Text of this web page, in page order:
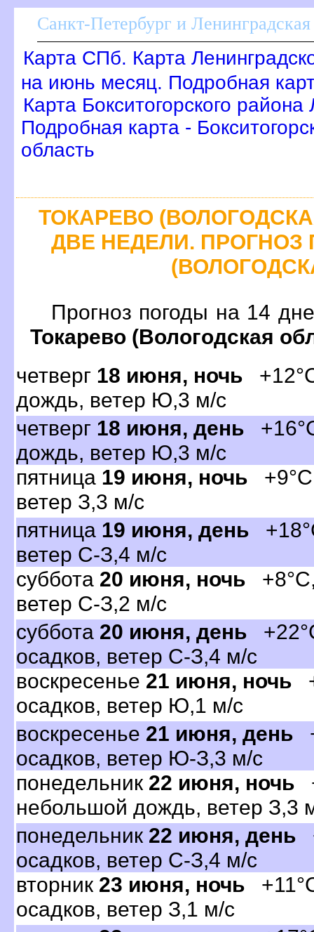
Санкт-Петербург и Ленинградская
Карта СПб. Карта
на июнь месяц. Подробная
Карта Бокситогорского
Подробная карта -
область
ТОКАРЕВО
ДВЕ НЕДЕЛИ.
Прогноз погоды на 14
Токарево (Вологодская
четвер 18 июня, ночь
дождь, ветер Ю,3 м/с
четвер 18 июня, день
дождь, ветер Ю,3 м/с
пятница 19 июня, ночь
етер З,3 м/с
пятница 19 июня, день
етер С-З,4 м/с
суббота 20 июня, ночь
етер С-З,2 м/с
суббота 20 июня, день
осадков, ветер С-З,4 м/с
оскресенье 21 июня, ночь
осадков, ветер Ю,1 м/с
оскресенье 21 июня, день
осадков, ветер Ю-З,3 м/с
понедельник 22 июня, ночь
небольшой дождь, ветер З,3
понедельник 22 июня, день
осадков, ветер С-З,4 м/с
торник 23 июня, ночь
осадков, ветер З,1 м/с